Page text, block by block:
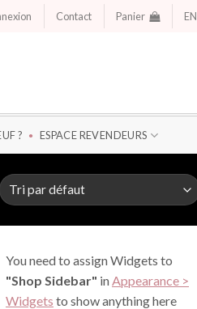
Contact Panier EN
? ESPACE REVENDEURS
You need to assign Widgets to
"Shop Sidebar" inAppearance >
Widgets to show anything here